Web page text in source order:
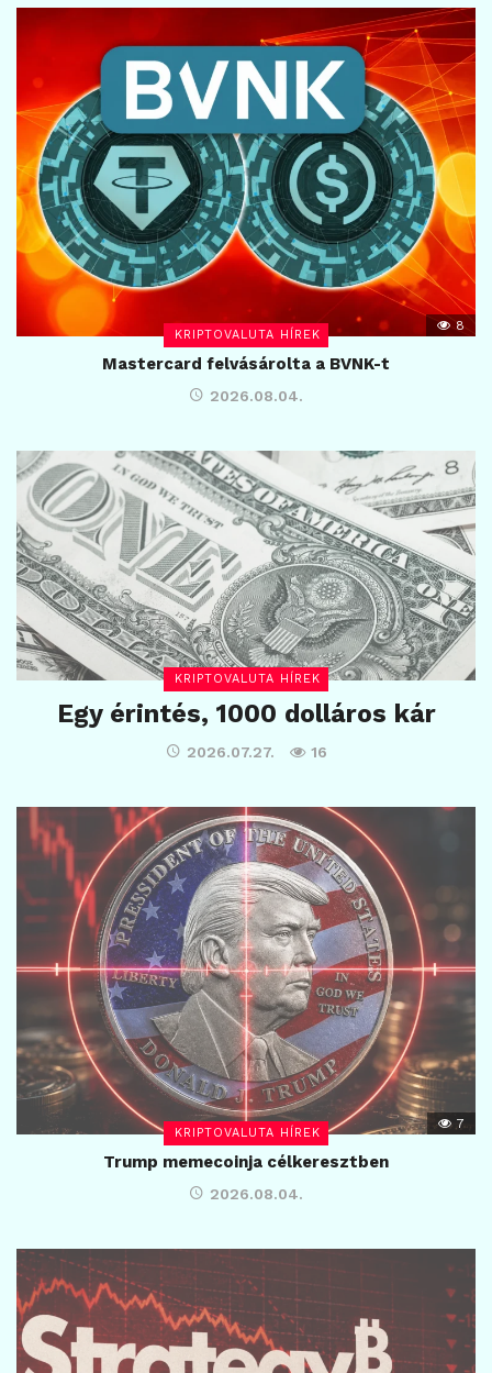
KRIPTOVALUTA HÍREK
8
Mastercard felvásárolta a BVNK-t
2026.08.04.
KRIPTOVALUTA HÍREK
Egy érintés, 1000 dolláros kár
2026.07.27. 16
KRIPTOVALUTA HÍREK
7
Trump memecoinja célkeresztben
2026.08.04.